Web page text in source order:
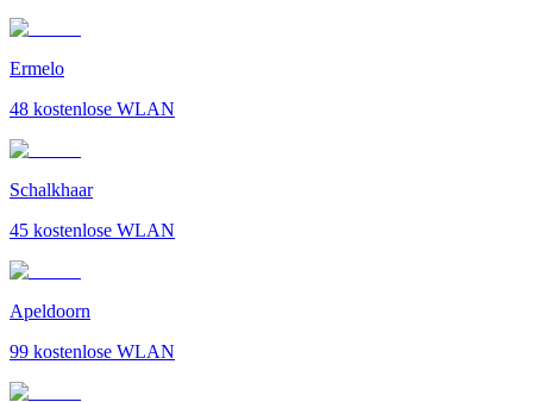
Ermelo
48 kostenlose WLAN
Schalkhaar
45 kostenlose WLAN
Apeldoorn
99 kostenlose WLAN